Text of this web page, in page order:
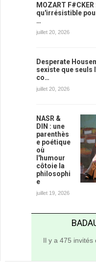
MOZART
qu'irrésistible
…
juillet 20, 2026
Desperate
sexiste que seuls
co…
juillet 20, 2026
NASR &
DIN : une
parenthès
e poétique
où
l'humour
côtoie la
philosophi
e
juillet 19, 2026
Il y a 475 invités